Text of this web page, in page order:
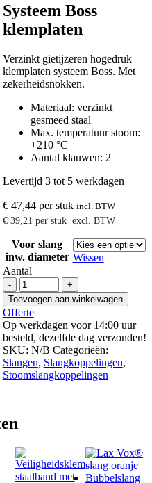
Systeem Boss
klemplaten
Verzinkt gietijzeren hogedruk
klemplaten systeem Boss. Met
zekerheidsnokken.
Materiaal: verzinkt
gesmeed staal
Max. temperatuur stoom:
+210 °C
Aantal klauwen: 2
Levertijd 3 tot 5 werkdagen
€47,44 per stuk incl. BTW
€39,21 per stuk excl. BTW
Voor slang
inw. diameter Wissen
Aantal
-
Systeem
Boss
klemplaten
aantal
+
Toevoegen aan winkelwagen
Offerte
Op werkdagen voor 14:00 uur
besteld, dezelfde dag verzonden!
SKU: N/B Categorieën:
Slangen, Slangkoppelingen,
Stoomslangkoppelingen